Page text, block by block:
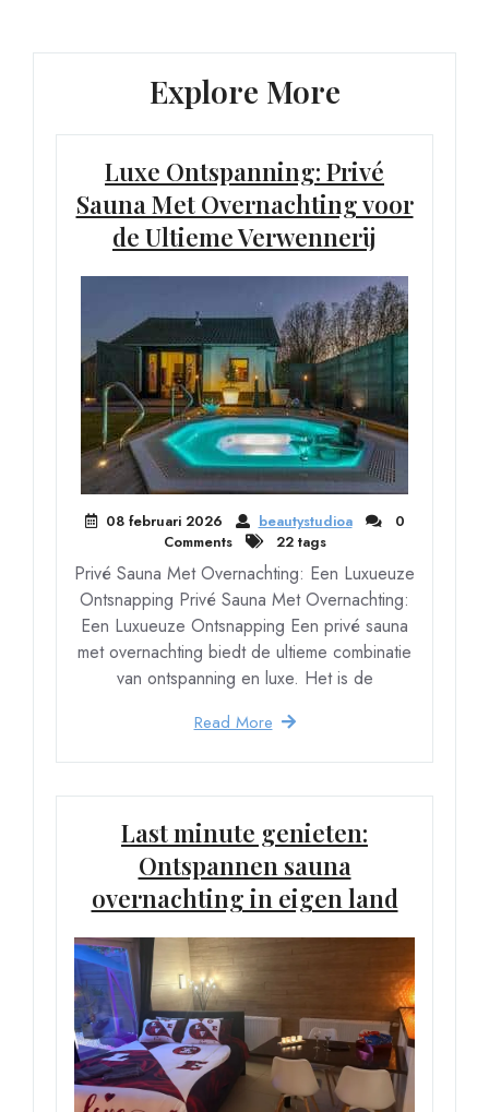
Explore More
Luxe Ontspanning: Privé
Sauna Met Overnachting voor
de Ultieme Verwennerij
08 februari 2026 beautystudioa
0
Comments
22 tags
Privé Sauna Met Overnachting: Een Luxueuze
Ontsnapping Privé Sauna Met Overnachting:
Een Luxueuze Ontsnapping Een privé sauna
met overnachting biedt de ultieme combinatie
van ontspanning en luxe. Het is de
Read More
Last minute genieten:
Ontspannen sauna
overnachting in eigen land